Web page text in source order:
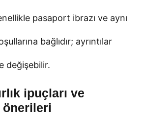
pasaport ibrazı ve aynı
bağlıdır; ayrıntılar
değişebilir.
ipuçları ve
önerileri